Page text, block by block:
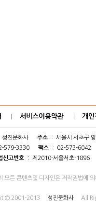
서비스이용약관 개인
진문화사 주소
: 서울시 서초구
579-3330 팩스
: 02-573-6042
신고번호
: 제2010-서울서초-1896
모든 콘텐츠및 디자인은 저작권법에
© 2001-2013 성진문화사 All